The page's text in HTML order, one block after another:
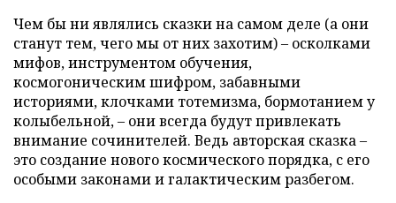
Чем бы ни являлись сказки на самом деле (а они
станут тем, чего мы от них захотим) – осколками
мифов, инструментом обучения,
космогоническим шифром, забавными
историями, клочками тотемизма, бормотанием у
колыбельной, – они всегда будут привлекать
внимание сочинителей. Ведь авторская сказка –
это создание нового космического порядка, с его
особыми законами и галактическим разбегом.